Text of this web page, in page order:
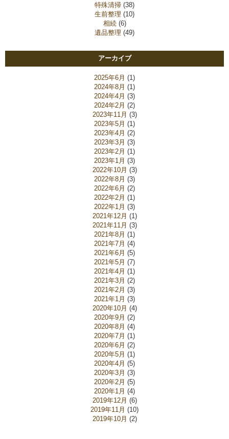
特殊清掃 (38)
生前整理 (10)
相続(6)
遺品整理 (49)
アーカイブ
2025年6月 (1)
2024年8月 (1)
2024年4月 (3)
2024年2月 (2)
2023年11月 (3)
2023年5月 (1)
2023年4月 (2)
2023年3月 (3)
2023年2月 (1)
2023年1月 (3)
2022年10月 (3)
2022年8月 (3)
2022年6月 (2)
2022年2月 (1)
2022年1月 (3)
2021年12月 (1)
2021年11月 (3)
2021年8月 (1)
2021年7月 (4)
2021年6月 (5)
2021年5月 (7)
2021年4月 (1)
2021年3月 (2)
2021年2月 (3)
2021年1月 (3)
2020年10月 (4)
2020年9月 (2)
2020年8月 (4)
2020年7月 (1)
2020年6月 (2)
2020年5月 (1)
2020年4月 (5)
2020年3月 (3)
2020年2月 (5)
2020年1月 (4)
2019年12月 (6)
2019年11月 (10)
2019年10月 (2)